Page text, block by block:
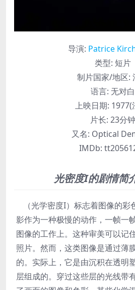
导演: Patrice
类型: 短片
制片国家/地区:
语言: 无对白
上映日期: 1977(
片长: 23分钟
又名: Optical
IMDb:
光密度I的剧情简
（光学密度I）标志着图像的彩
影作为一种极慢的动作，一帧一
图像的工作上。这种审美可以记
照片。然而，这类图像是通过薄
的。实际上，它是由沉积在透明
层组成的。穿过这些层的光线带